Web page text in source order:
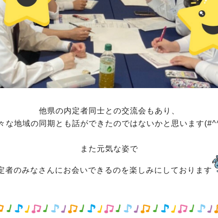
他県の内定者同士との交流会もあり、
な地域の同期とも話ができたのではないかと思います
また元気な姿で
者のみなさんにお会いできるのを楽しみにしております